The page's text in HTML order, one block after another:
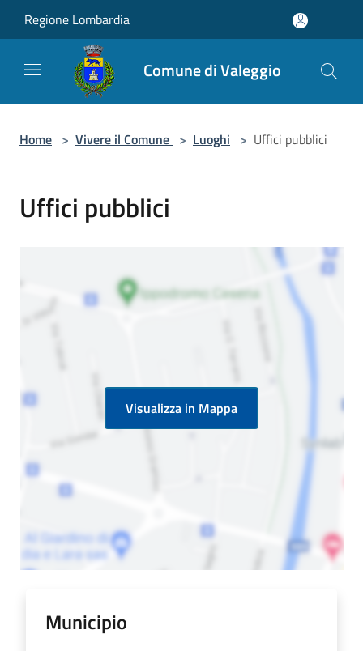
Regione Lombardia
Comune di Valeggio
Home > Vivere il Comune > Luoghi > Uffici pubblici
Uffici pubblici
Visualizza in Mappa
Municipio